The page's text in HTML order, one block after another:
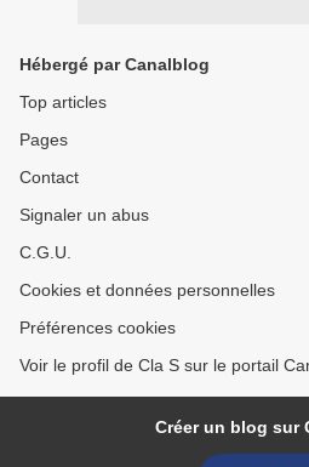
Hébergé par Canalblog
Top articles
Pages
Contact
Signaler un abus
C.G.U.
Cookies et données personnelles
Préférences cookies
Voir le profil de Cla S sur le portail
Créer un blog sur